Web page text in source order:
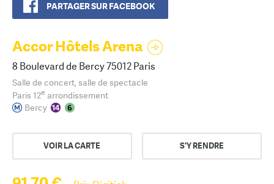
PARTAGER SUR FACEBOOK
Accor Hôtels Arena
8 Boulevard de Bercy 75012 Paris
Salle de concert, salle de spectacle
Paris 12e arrondissement
Bercy
VOIR LA CARTE S'Y RENDRE